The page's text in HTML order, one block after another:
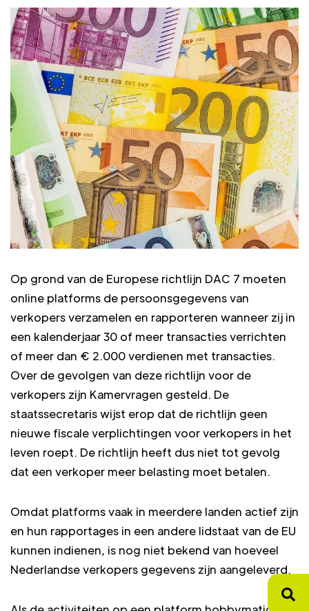
Op grond van de Europese richtlijn DAC 7 moeten
online platforms de persoonsgegevens van
verkopers verzamelen en rapporteren wanneer zij in
een kalenderjaar 30 of meer transacties verrichten
of meer dan € 2.000 verdienen met transacties.
Over de gevolgen van deze richtlijn voor de
verkopers zijn Kamervragen gesteld. De
staatssecretaris wijst erop dat de richtlijn geen
nieuwe fiscale verplichtingen voor verkopers in het
leven roept. De richtlijn heeft dus niet tot gevolg
dat een verkoper meer belasting moet betalen.
Omdat platforms vaak in meerdere landen actief zijn
en hun rapportages in een andere lidstaat van de EU
kunnen indienen, is nog niet bekend van hoeveel
Nederlandse verkopers gegevens zijn aangeleverd.